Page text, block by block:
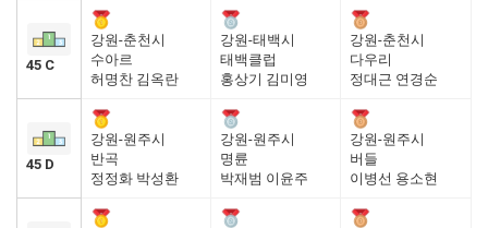
45 C
강원-춘천시
수아르
허명찬 김옥란
강원-태백시
태백클럽
홍상기 김미영
강원-춘천시
다우리
정대근 연경순
45 D
강원-원주시
반곡
정정화 박성환
강원-원주시
명륜
박재범 이윤주
강원-원주시
버들
이병선 용소현